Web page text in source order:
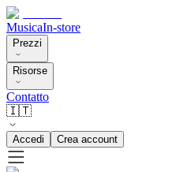
MusicaIn-store
Prezzi
Risorse
Contatto
🇮🇹
Accedi Crea account